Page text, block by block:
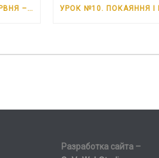
УРОК №11. НЕВДАЧІ. 6 ЧЕРВНЯ – 12 ЧЕРВНЯ 2026 РОКУ
Разработка сайта –